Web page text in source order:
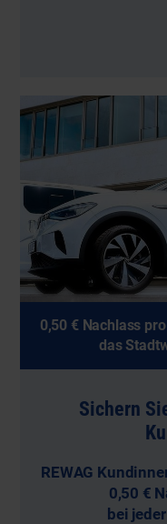
0,50 € Nachlass
das
Sichern
REWAG
0,50 €
bei